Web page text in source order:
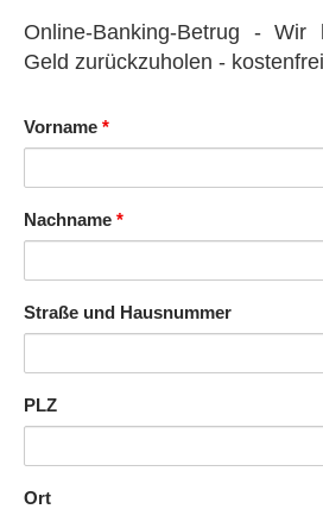
Online-Banking-Betrug -
Geld zurückzuholen -
Vorname *
Nachname *
Straße und Hausnummer
PLZ
Ort